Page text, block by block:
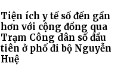
Tiện ích y tế số đến gần
hơn với cộng đồng qua
Trạm Công dân số đầu
tiên ở phố đi bộ Nguyễn
Huệ